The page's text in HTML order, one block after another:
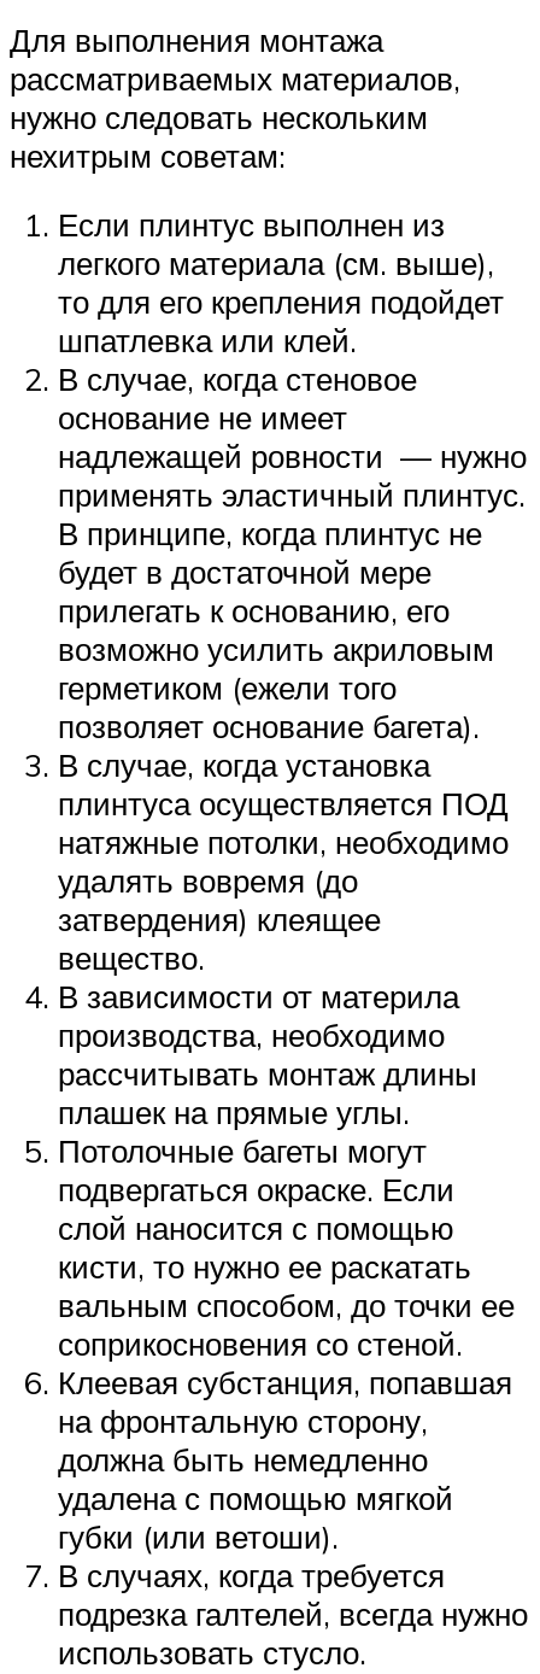
Для выполнения монтажа
рассматриваемых материалов,
нужно следовать нескольким
нехитрым советам:
Если плинтус выполнен из
легкого материала (см. выше),
то для его крепления подойдет
шпатлевка или клей.
В случае, когда стеновое
основание не имеет
надлежащей ровности — нужно
применять эластичный плинтус.
В принципе, когда плинтус не
будет в достаточной мере
прилегать к основанию, его
возможно усилить акриловым
герметиком (ежели того
позволяет основание багета).
В случае, когда установка
плинтуса осуществляется ПОД
натяжные потолки, необходимо
удалять вовремя (до
затвердения) клеящее
вещество.
В зависимости от материла
производства, необходимо
рассчитывать монтаж длины
плашек на прямые углы.
Потолочные багеты могут
подвергаться окраске. Если
слой наносится с помощью
кисти, то нужно ее раскатать
вальным способом, до точки ее
соприкосновения со стеной.
Клеевая субстанция, попавшая
на фронтальную сторону,
должна быть немедленно
удалена с помощью мягкой
губки (или ветоши).
В случаях, когда требуется
подрезка галтелей, всегда нужно
использовать стусло.